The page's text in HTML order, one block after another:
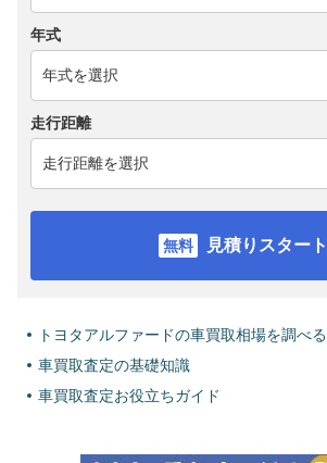
年式
走行距離
見積りスタート
トヨタアルファードの車買取相場を調べる
車買取査定の基礎知識
車買取査定お役立ちガイド